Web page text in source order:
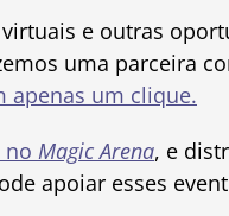
e outras
uma parceira
apenas um clique.
no Magic Arena, e
apoiar esses